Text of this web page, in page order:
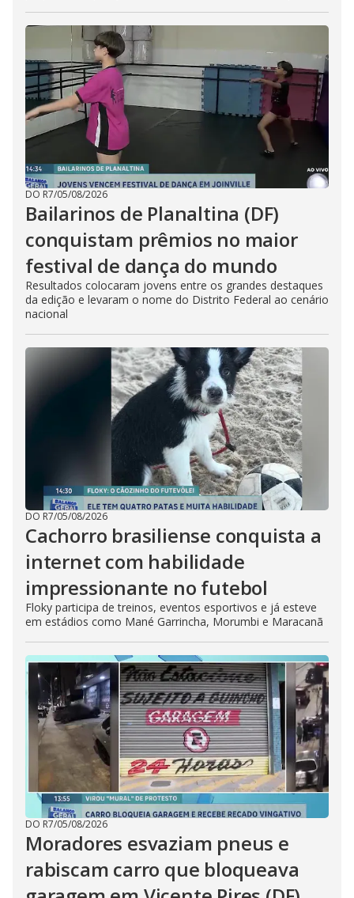
DO R7/05/08/2026
Bailarinos de Planaltina (DF)
conquistam prêmios no maior
festival de dança do mundo
Resultados colocaram jovens entre os grandes destaques
da edição e levaram o nome do Distrito Federal ao cenário
nacional
DO R7/05/08/2026
Cachorro brasiliense conquista a
internet com habilidade
impressionante no futebol
Floky participa de treinos, eventos esportivos e já esteve
em estádios como Mané Garrincha, Morumbi e Maracanã
DO R7/05/08/2026
Moradores esvaziam pneus e
rabiscam carro que bloqueava